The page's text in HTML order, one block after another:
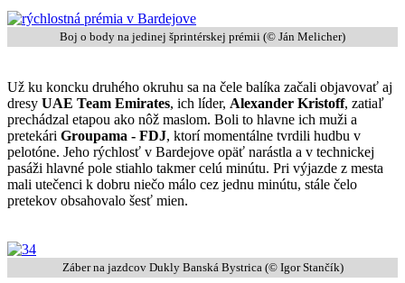
Boj o body na jedinej šprintérskej prémii (© Ján Melicher)
Už ku koncku druhého okruhu sa na čele balíka začali objavovať aj
dresy UAE Team Emirates, ich líder, Alexander Kristoff, zatiaľ
prechádzal etapou ako nôž maslom. Boli to hlavne ich muži a
pretekári Groupama - FDJ, ktorí momentálne tvrdili hudbu v
pelotóne. Jeho rýchlosť v Bardejove opäť narástla a v technickej
pasáži hlavné pole stiahlo takmer celú minútu. Pri výjazde z mesta
mali utečenci k dobru niečo málo cez jednu minútu, stále čelo
pretekov obsahovalo šesť mien.
Záber na jazdcov Dukly Banská Bystrica (© Igor Stančík)